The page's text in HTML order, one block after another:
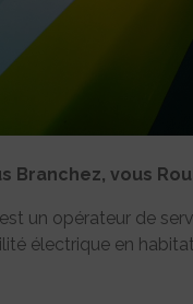
Branchez, vous
un opérateur de
électrique en